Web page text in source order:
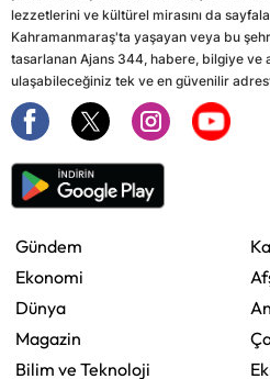
lezzetlerini ve kültürel mirasını da
Kahramanmaraş'ta yaşayan veya bu
tasarlanan Ajans 344, habere, bilgiye ve
ulaşabileceğiniz tek ve en güvenilir
Gündem
Ekonomi
Dünya
Magazin
Bilim ve Teknoloji